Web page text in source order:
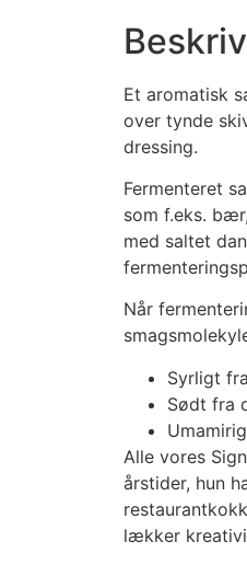
Et aromatisk
over tynde
dressing.
Fermenteret
som f.eks.
med saltet
Når
Syrligt
Sødt fra
Alle vores
årstider, hun
lækker